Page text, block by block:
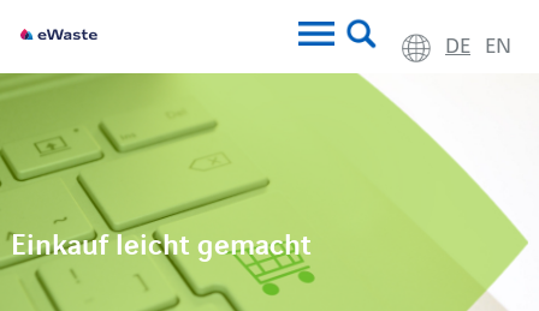
DE EN
Einkauf leicht gemacht